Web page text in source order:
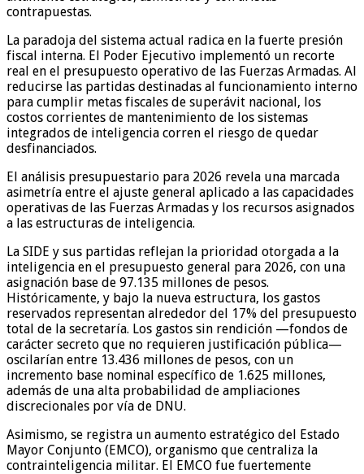
contrapuestas.
La paradoja del sistema actual radica en la fuerte presión
fiscal interna. El Poder Ejecutivo implementó un recorte
real en el presupuesto operativo de las Fuerzas Armadas. Al
reducirse las partidas destinadas al funcionamiento interno
para cumplir metas fiscales de superávit nacional, los
costos corrientes de mantenimiento de los sistemas
integrados de inteligencia corren el riesgo de quedar
desfinanciados.
El análisis presupuestario para 2026 revela una marcada
asimetría entre el ajuste general aplicado a las capacidades
operativas de las Fuerzas Armadas y los recursos asignados
a las estructuras de inteligencia.
La SIDE y sus partidas reflejan la prioridad otorgada a la
inteligencia en el presupuesto general para 2026, con una
asignación base de 97.135 millones de pesos.
Históricamente, y bajo la nueva estructura, los gastos
reservados representan alrededor del 17% del presupuesto
total de la secretaría. Los gastos sin rendición —fondos de
carácter secreto que no requieren justificación pública—
oscilarían entre 13.436 millones de pesos, con un
incremento base nominal específico de 1.625 millones,
además de una alta probabilidad de ampliaciones
discrecionales por vía de DNU.
Asimismo, se registra un aumento estratégico del Estado
Mayor Conjunto (EMCO), organismo que centraliza la
contrainteligencia militar. El EMCO fue fuertemente